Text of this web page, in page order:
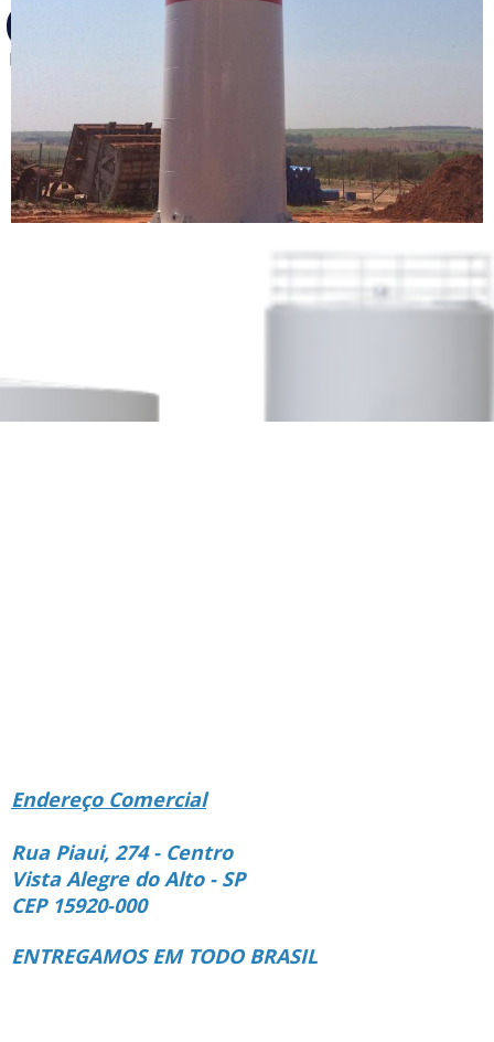
Endereço Comercial
Rua Piaui, 274 - Centro
Vista Alegre do Alto - SP
CEP 15920-000
ENTREGAMOS EM TODO BRASIL